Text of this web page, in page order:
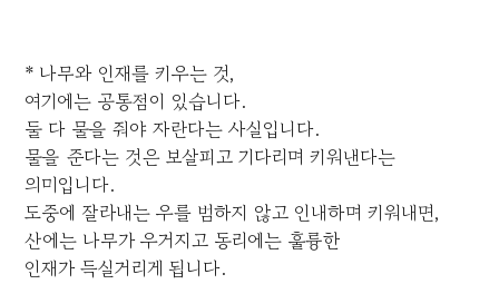
* 나무와 인재를 키우는 것,
여기에는 공통점이 있습니다.
둘 다 물을 줘야 자란다는 사실입니다.
물을 준다는 것은 보살피고 기다리며 키워낸다는
의미입니다.
도중에 잘라내는 우를 범하지 않고 인내하며 키워내면,
산에는 나무가 우거지고 동리에는 훌륭한
인재가 득실거리게 됩니다.